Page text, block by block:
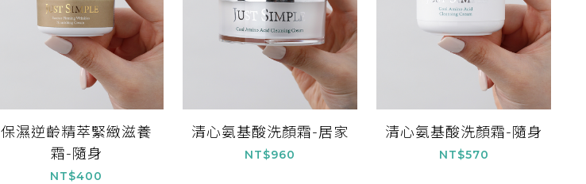
保濕逆齡精萃緊緻滋養
霜-隨身
NT$400
清心氨基酸洗顏霜-居家
NT$960
清心氨基酸洗顏霜-隨身
NT$570